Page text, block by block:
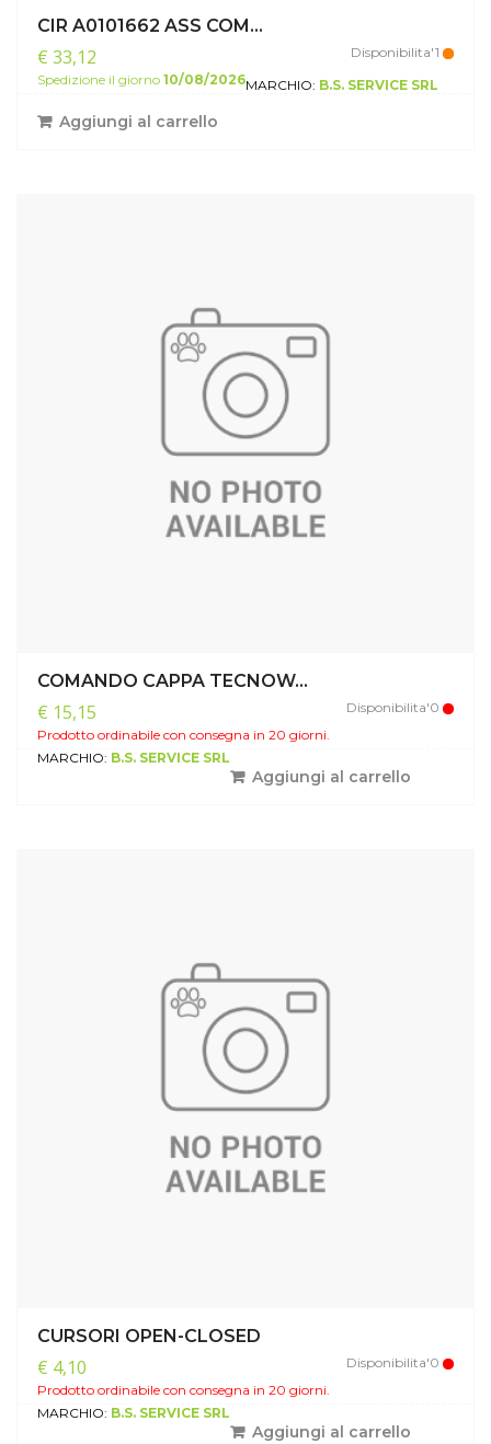
CIR A0101662 ASS COM...
€ 33,12
Disponibilita'1
Spedizione il giorno 10/08/2026MARCHIO: B.S. SERVICE SRL
Aggiungi al carrello
COMANDO CAPPA TECNOW...
€ 15,15
Disponibilita'0
Prodotto ordinabile con consegna in 20 giorni.
MARCHIO: B.S. SERVICE SRL
Aggiungi al carrello
CURSORI OPEN-CLOSED
€ 4,10
Disponibilita'0
Prodotto ordinabile con consegna in 20 giorni.
MARCHIO: B.S. SERVICE SRL
Aggiungi al carrello